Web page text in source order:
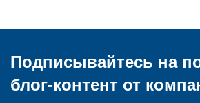
Подписывайтесь на
блог-контент от